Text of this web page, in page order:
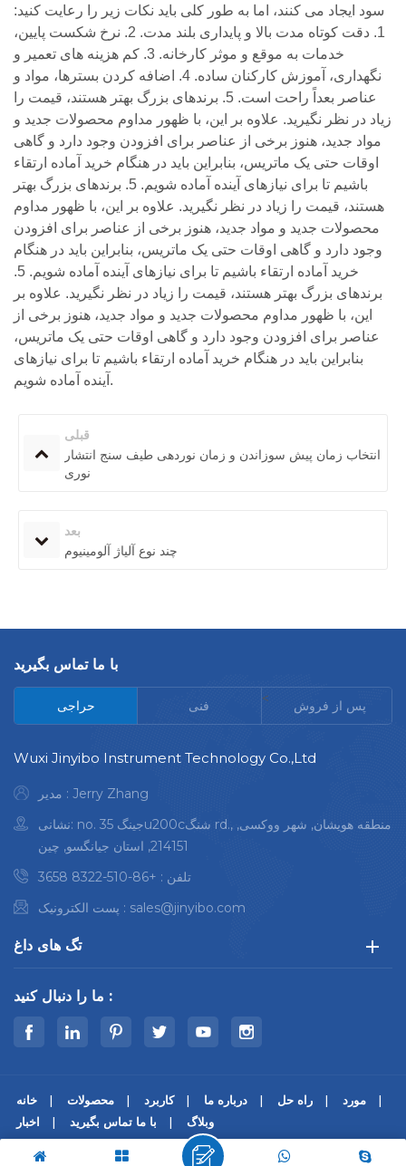
سود ایجاد می کنند، اما به طور کلی باید نکات زیر را رعایت کنید:
1. دقت کوتاه مدت بالا و پایداری بلند مدت. 2. نرخ شکست پایین،
خدمات به موقع و موثر کارخانه. 3. کم هزینه های تعمیر و
نگهداری، آموزش کارکنان ساده. 4. اضافه کردن بسترها، مواد و
عناصر بعداً راحت است. 5. برندهای بزرگ بهتر هستند، قیمت را
زیاد در نظر نگیرید. علاوه بر این، با ظهور مداوم محصولات جدید و
مواد جدید، هنوز برخی از عناصر برای افزودن وجود دارد و گاهی
اوقات حتی یک ماتریس، بنابراین باید در هنگام خرید آماده ارتقاء
باشیم تا برای نیازهای آینده آماده شویم. 5. برندهای بزرگ بهتر
هستند، قیمت را زیاد در نظر نگیرید. علاوه بر این، با ظهور مداوم
محصولات جدید و مواد جدید، هنوز برخی از عناصر برای افزودن
وجود دارد و گاهی اوقات حتی یک ماتریس، بنابراین باید در هنگام
خرید آماده ارتقاء باشیم تا برای نیازهای آینده آماده شویم. 5.
برندهای بزرگ بهتر هستند، قیمت را زیاد در نظر نگیرید. علاوه بر
این، با ظهور مداوم محصولات جدید و مواد جدید، هنوز برخی از
عناصر برای افزودن وجود دارد و گاهی اوقات حتی یک ماتریس،
بنابراین باید در هنگام خرید آماده ارتقاء باشیم تا برای نیازهای
آینده آماده شویم.
قبلی
انتخاب زمان پیش سوزاندن و زمان نوردهی طیف سنج انتشار
نوری
بعد
چند نوع آلیاژ آلومینیوم
با ما تماس بگیرید
حراجی فنی < پس از فروش
Wuxi Jinyibo Instrument Technology Co.,Ltd
مدیر : Jerry Zhang
نشانی: no. 35 جینگu200cشنگ rd., منطقه هویشان, شهر ووکسی,
214151, استان جیانگسو, چین
تلفن : +86-510-8322 3658
پست الکترونیک : sales@jinyibo.com
تگ های داغ
ما را دنبال کنید :
خانه محصولات کاربرد درباره ما راه حل
مورد
اخبار
با ما تماس بگیرید
وبلاگ